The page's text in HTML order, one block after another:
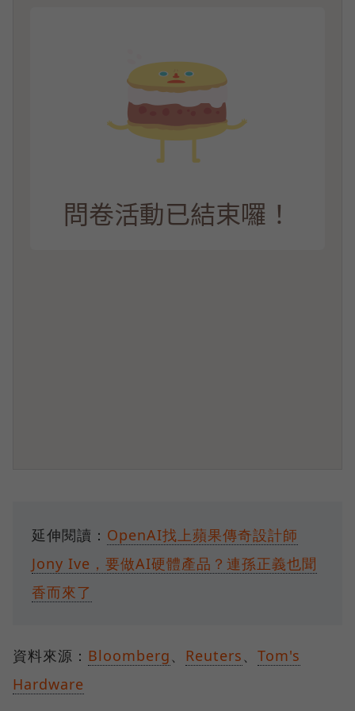
延伸閱讀： OpenAI找上蘋果傳奇設計師
Jony Ive，要做AI硬體產品？連孫正義也聞
香而來了
資料來源： Bloomberg、 Reuters、 Tom's
Hardware